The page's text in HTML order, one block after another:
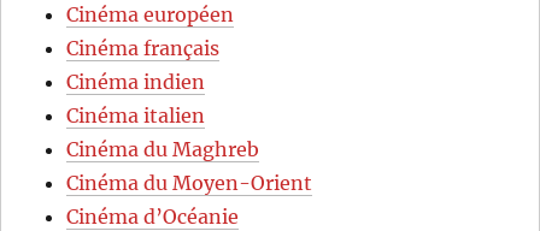
Cinéma européen
Cinéma français
Cinéma indien
Cinéma italien
Cinéma du Maghreb
Cinéma du Moyen-Orient
Cinéma d’Océanie